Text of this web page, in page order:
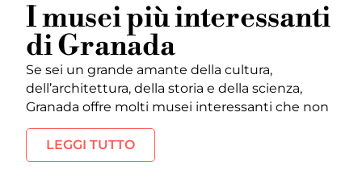
I musei più interessanti
di Granada
Se sei un grande amante della cultura,
dell’architettura, della storia e della scienza,
Granada offre molti musei interessanti che non
LEGGI TUTTO